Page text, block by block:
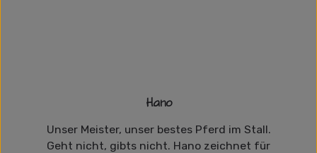
Hano
Unser Meister, unser bestes Pferd im Stall.
Geht nicht, gibts nicht. Hano zeichnet für